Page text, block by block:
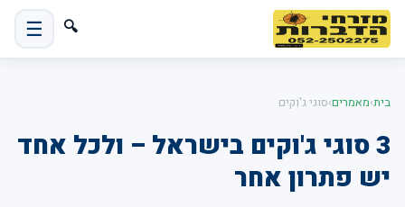
🔍
☰
בית›מאמרים›סוגי ג'וקים
3 סוגי ג'וקים בישראל – ולכל אחד
יש פתרון אחר